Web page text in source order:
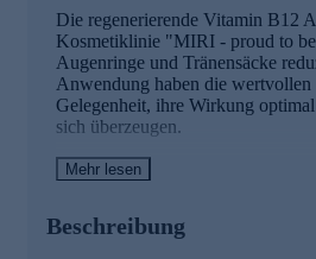
Die regenerierende Vitamin B12
Kosmetiklinie "MIRI - proud to
Augenringe und Tränensäcke
Anwendung haben die wertvollen
Gelegenheit, ihre Wirkung
sich überzeugen.
Die Haupt-Inhaltsstoffe
Squalan
> Schützt die Haut vor
Mehr lesen
Beschreibung